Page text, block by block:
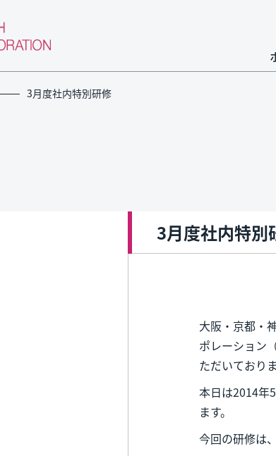
3月度社内特別研修
3月度社内特別
大阪・京都・
ポレーション
ただいておりま
本日は2014年
ます。
今回の研修は